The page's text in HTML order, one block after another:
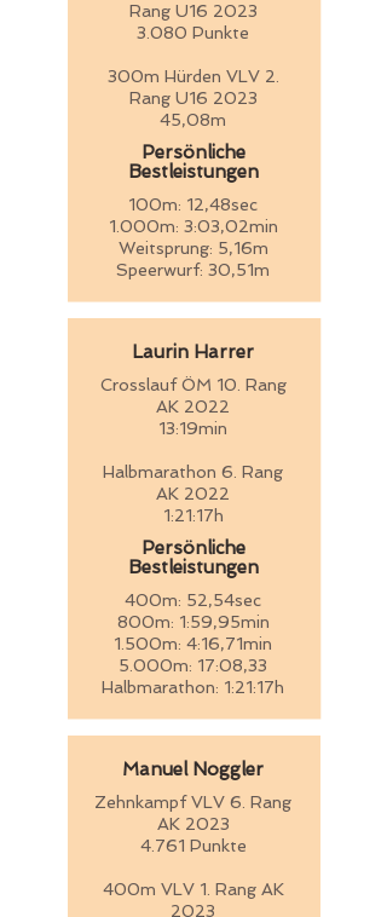
Rang U16 2023
3.080 Punkte
300m Hürden VLV 2.
Rang U16 2023
45,08m
Persönliche
Bestleistungen
100m: 12,48sec
1.000m: 3:03,02min
Weitsprung: 5,16m
Speerwurf: 30,51m
Laurin Harrer
Crosslauf ÖM 10. Rang
AK 2022
13:19min
Halbmarathon 6. Rang
AK 2022
1:21:17h
Persönliche
Bestleistungen
400m: 52,54sec
800m: 1:59,95min
1.500m: 4:16,71min
5.000m: 17:08,33
Halbmarathon: 1:21:17h
Manuel Noggler
Zehnkampf VLV 6. Rang
AK 2023
4.761 Punkte
400m VLV 1. Rang AK
2023